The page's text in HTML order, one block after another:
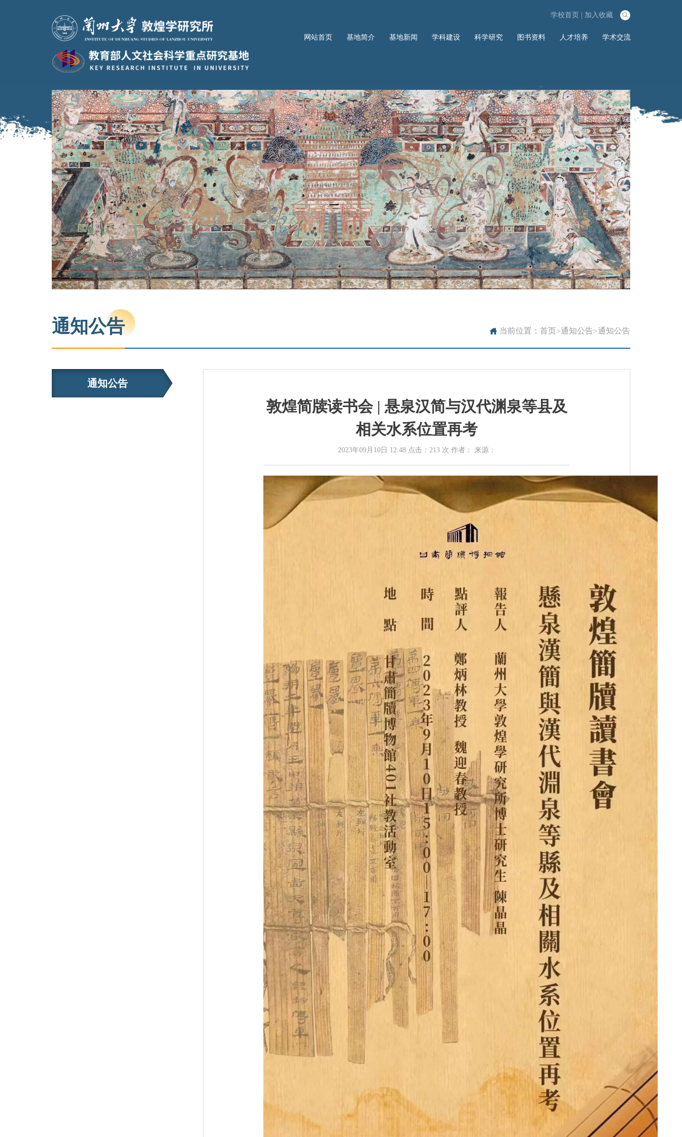
网站首页 基地简介 基地新闻 学科建设 科学研究 图书资料 人才培养 学术交流
学校首页 加入收藏 
通知公告  当前位置： 首页>通知公告>通知公告
通知公告
敦煌简牍读书会 | 悬泉汉简与汉代渊泉等县及
相关水系位置再考
2023年09月10日 12:48 点击： 213次 作者： 来源：